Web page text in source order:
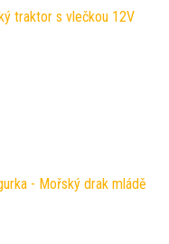
traktor s vlečkou 12V
- Mořský drak mládě